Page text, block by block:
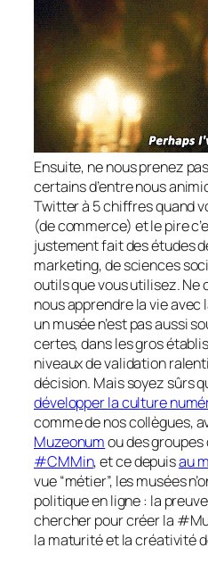
Ensuite, ne nous prenez
certains d’entre nous
Twitter à 5 chiffres quand
(de commerce) et le pire
justement fait des études
marketing, de sciences
outils que vous utilisez. Ne
nous apprendre la vie
un musée n’est pas aussi
certes, dans les gros
niveaux de validation
décision. Mais soyez sûrs
développer la culture
comme de nos collègues,
Muzeonumou des
#CMMin, et ce depuisau
vue “métier”, les musées
politique en ligne : la
chercher pour créer la
la maturité et la créativité